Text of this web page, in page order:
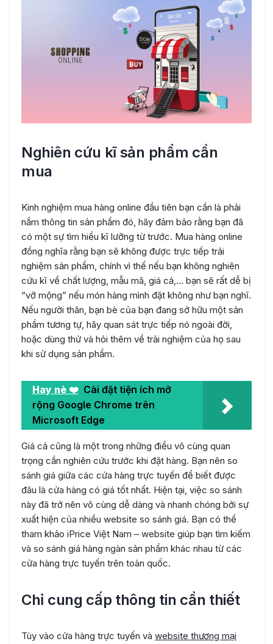
Nghiên cứu kĩ sản phẩm cần
mua
Kinh nghiệm mua hàng online đầu tiên bạn cần là phải
nắm thông tin sản phẩm đó, hãy đảm bảo rằng bạn đã
có một sự tìm hiểu kĩ lưỡng từ trước. Mua hàng online
đồng nghĩa rằng bạn sẽ không được trực tiếp trải
nghiệm sản phẩm, chính vì thế nếu bạn không nghiên
cứu kĩ về chất lượng, mẫu mã, giá cả,… bạn sẽ rất dễ bị
“vỡ mộng” nếu món hàng mình đặt không như bạn nghĩ.
Nếu người thân, bạn bè của bạn đang sở hữu một sản
phẩm tương tự, hãy quan sát trực tiếp nó ngoài đời,
hoặc dùng thử và hỏi thêm về trải nghiệm của họ sau
khi sử dụng sản phẩm.
Hay nè ❤️ Cài đặt tiện ích mở
rộng Google Chrome trên
Microsoft Edge
Giá cả cũng là một trong những điều vô cùng quan
trọng cần nghiên cứu trước khi đặt hàng. Bạn nên so
sánh giá giữa các cửa hàng trực tuyến để biết được
đâu là cửa hàng có giá tốt nhất. Hiện tại, việc so sánh
này đã trở nên vô cùng dễ dàng và nhanh chóng bởi sự
xuất hiện của nhiều website so sánh giá. Bạn có thể
tham khảo iPrice Việt Nam – website giúp bạn tìm kiếm
và so sánh giá hàng ngàn sản phẩm khác nhau từ các
cửa hàng trực tuyến trên toàn quốc.
Chỉ cung cấp thông tin cần thiết
Tùy vào cửa hàng trực tuyến và website thương mại